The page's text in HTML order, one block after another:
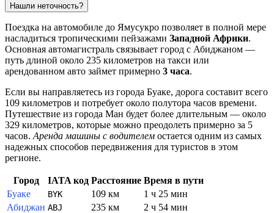
Нашли неточность?
Поездка на автомобиле до Ямусукро позволяет в полной мере
насладиться тропическими пейзажами Западной Африки.
Основная автомагистраль связывает город с Абиджаном —
путь длиной около 235 километров на такси или
арендованном авто займет примерно 3 часа.
Если вы направляетесь из города Буаке, дорога составит всего
109 километров и потребует около полутора часов времени.
Путешествие из города Ман будет более длительным — около
329 километров, которые можно преодолеть примерно за 5
часов. Аренда машины с водителем остается одним из самых
надежных способов передвижения для туристов в этом
регионе.
Город IATA код Расстояние Время в пути
Буаке
BYK 109 км
1 ч 25 мин
Абиджан ABJ 235 км
2 ч 54 мин